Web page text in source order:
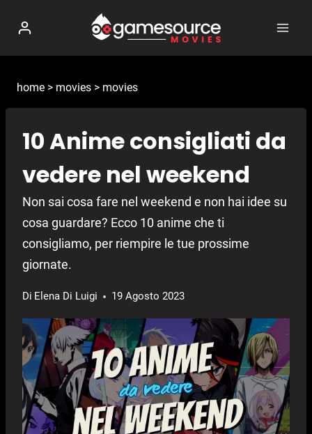
contenuto
home > movies > movies
10 Anime consigliati da
vedere nel weekend
Non sai cosa fare nel weekend e non hai idee su
cosa guardare? Ecco 10 anime che ti
consigliamo, per riempire le tue prossime
giornate.
Di Elena Di Luigi 19 Agosto 2023